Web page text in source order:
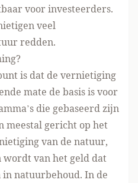
voor investeerders.
veel
redden.
is dat de vernietiging
mate de basis is voor
die gebaseerd zijn
meestal gericht op het
van de natuur,
wordt van het geld dat
natuurbehoud. In de